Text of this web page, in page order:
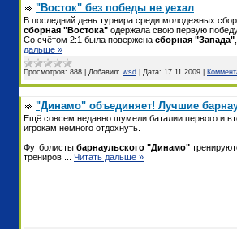
"Восток" без победы не уехал
В последний день турнира среди молодежных
сборная "Востока" одержала свою первую
Со счётом 2:1 была повержена сборная "Запада"
дальше »
Просмотров: 888 Добавил: wsd Дата: 17.11.2009
"Динамо" объединяет! Лучшие
Ещё совсем недавно шумели баталии первого и
игрокам немного отдохнуть.
Футболисты барнаульского "Динамо"
трениров
Читать дальше »